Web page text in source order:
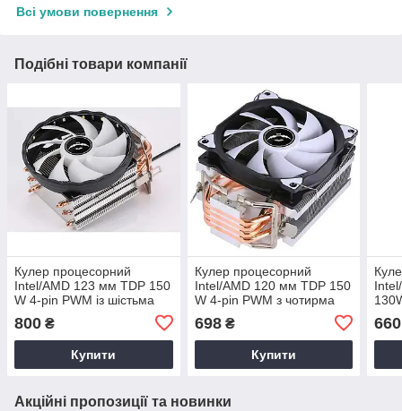
Всі умови повернення
Подібні товари компанії
Кулер процесорний
Intel/AMD 123 мм TDP 150
W 4-pin PWM із шістьма
трубками
800 ₴
Купити
Кулер процесорний
Intel/AMD 120 мм TDP 150
W 4-pin PWM з чотирма
трубками
698₴
Купити
660
Акційні пропозиції та новинки